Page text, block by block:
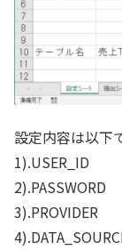
設定内容は以下
1).USER_ID
2).PASSWORD
3).PROVIDER